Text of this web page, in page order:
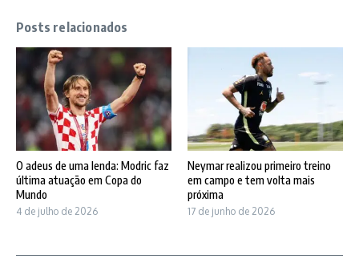
Posts relacionados
O adeus de uma lenda: Modric faz
última atuação em Copa do
Mundo
4 de julho de 2026
Neymar realizou primeiro treino
em campo e tem volta mais
próxima
17 de junho de 2026